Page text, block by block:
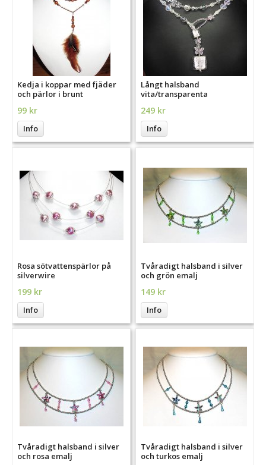
Kedja i koppar med fjäder
och pärlor i brunt
99 kr
Info
Långt halsband
vita/transparenta
249 kr
Info
Rosa sötvattenspärlor på
silverwire
199 kr
Info
Tvåradigt halsband i silver
och grön emalj
149 kr
Info
Tvåradigt halsband i silver
och rosa emalj
Tvåradigt halsband i silver
och turkos emalj